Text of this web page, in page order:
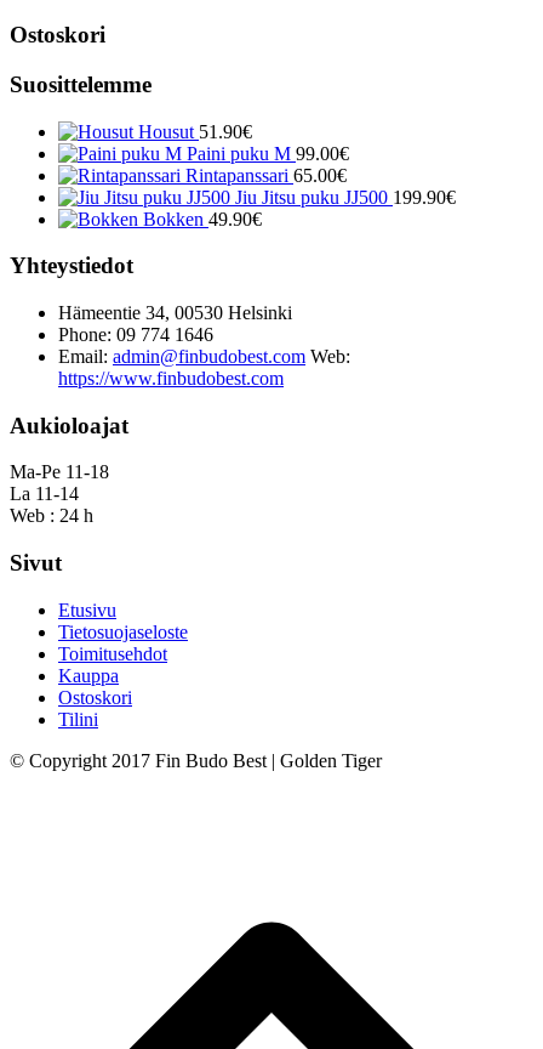
Ostoskori
Suosittelemme
Housut 51.90€
Paini puku M 99.00€
Rintapanssari 65.00€
Jiu Jitsu puku JJ500 199.90€
Bokken 49.90€
Yhteystiedot
Hämeentie 34, 00530 Helsinki
Phone: 09 774 1646
Email: admin@finbudobest.com Web:
https://www.finbudobest.com
Aukioloajat
Ma-Pe 11-18
La 11-14
Web : 24 h
Sivut
Etusivu
Tietosuojaseloste
Toimitusehdot
Kauppa
Ostoskori
Tilini
© Copyright 2017 Fin Budo Best | Golden Tiger